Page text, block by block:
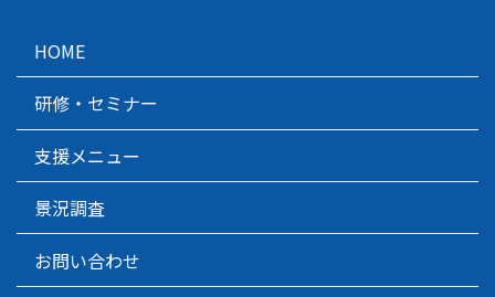
HOME
研修・セミナー
支援メニュー
景況調査
お問い合わせ